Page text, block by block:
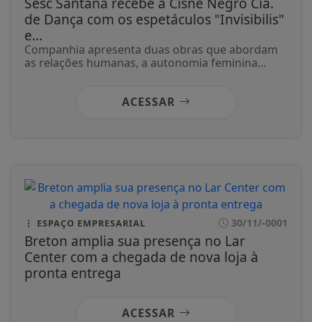
de Dança com os espetáculos "Invisibilis"
e...
Companhia apresenta duas obras que abordam
as relações humanas, a autonomia feminina...
ACESSAR
ESPAÇO EMPRESARIAL 30/11/-0001
Breton amplia sua presença no Lar
Center com a chegada de nova loja à
pronta entrega
ACESSAR